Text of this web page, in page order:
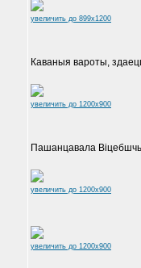
увеличить до 899x1200
Каваныя вароты,
увеличить до 1200x900
Пашанцавала
увеличить до 1200x900
увеличить до 1200x900